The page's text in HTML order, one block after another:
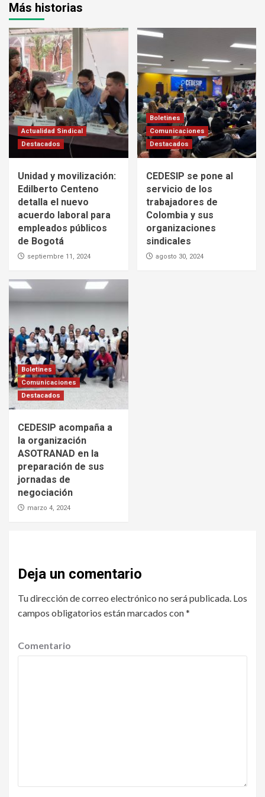
Más historias
Actualidad Sindical
Destacados
Unidad y movilización:
Edilberto Centeno
detalla el nuevo
acuerdo laboral para
empleados públicos
de Bogotá
septiembre 11, 2024
Boletines
Comunicaciones
Destacados
CEDESIP se pone al
servicio de los
trabajadores de
Colombia y sus
organizaciones
sindicales
agosto 30, 2024
Boletines
Comunicaciones
Destacados
CEDESIP acompaña a
la organización
ASOTRANAD en la
preparación de sus
jornadas de
negociación
marzo 4, 2024
Deja un comentario
Tu dirección de correo electrónico no será publicada. Los
campos obligatorios están marcados con*
Comentario